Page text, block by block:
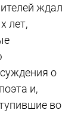
ждал
лет,
о
и,
во